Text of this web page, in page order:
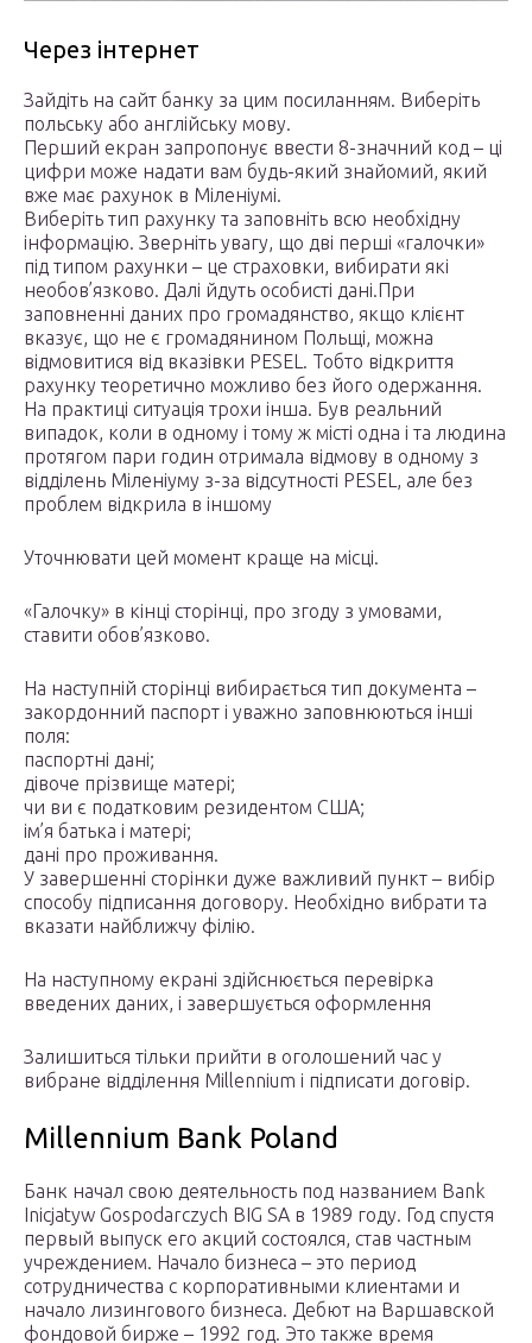
Через інтернет
Зайдіть на сайт банку за цим посиланням. Виберіть
польську або англійську мову.
Перший екран запропонує ввести 8-значний код – ці
цифри може надати вам будь-який знайомий, який
вже має рахунок в Міленіумі.
Виберіть тип рахунку та заповніть всю необхідну
інформацію. Зверніть увагу, що дві перші «галочки»
під типом рахунки – це страховки, вибирати які
необов’язково. Далі йдуть особисті дані.При
заповненні даних про громадянство, якщо клієнт
вказує, що не є громадянином Польщі, можна
відмовитися від вказівки PESEL. Тобто відкриття
рахунку теоретично можливо без його одержання.
На практиці ситуація трохи інша. Був реальний
випадок, коли в одному і тому ж місті одна і та людина
протягом пари годин отримала відмову в одному з
відділень Міленіуму з-за відсутності PESEL, але без
проблем відкрила в іншому
Уточнювати цей момент краще на місці.
«Галочку» в кінці сторінці, про згоду з умовами,
ставити обов’язково.
На наступній сторінці вибирається тип документа –
закордонний паспорт і уважно заповнюються інші
поля:
паспортні дані;
дівоче прізвище матері;
чи ви є податковим резидентом США;
ім’я батька і матері;
дані про проживання.
У завершенні сторінки дуже важливий пункт – вибір
способу підписання договору. Необхідно вибрати та
вказати найближчу філію.
На наступному екрані здійснюється перевірка
введених даних, і завершується оформлення
Залишиться тільки прийти в оголошений час у
вибране відділення Millennium і підписати договір.
Millennium Bank Poland
Банк начал свою деятельность под названием Bank
Inicjatyw Gospodarczych BIG SA в 1989 году. Год спустя
первый выпуск его акций состоялся, став частным
учреждением. Начало бизнеса – это период
сотрудничества с корпоративными клиентами и
начало лизингового бизнеса. Дебют на Варшавской
фондовой бирже – 1992 год. Это также время